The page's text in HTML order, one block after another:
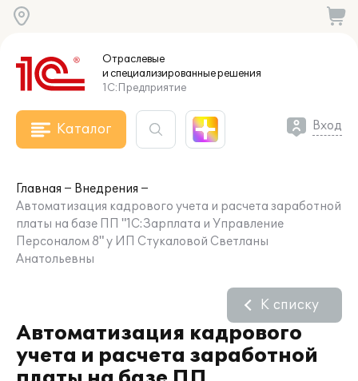
Отраслевые
и специализированныерешения
1С:Предприятие
Каталог Вход
Главная
Внедрения
Автоматизация кадрового учета и расчета заработной
платы на базе ПП "1С:Зарплата и Управление
Персоналом 8" у ИП Стукаловой Светланы
Анатольевны
Автоматизация кадрового
учета и расчета заработной
К списку